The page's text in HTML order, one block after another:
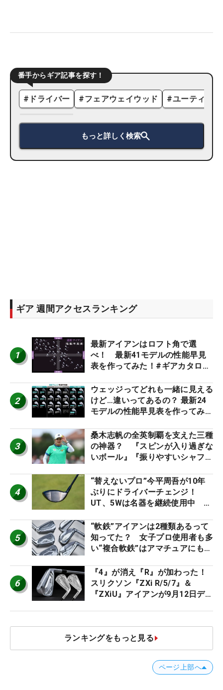
番手からギア記事を探す！
# ドライバー #フェアウェイウッド #ユーティリ
もっと詳しく検索
ギア 週間アクセスランキング
1
最新アイアンはロフト角で選
べ！ 最新41モデルの性能早見
表を作ってみた！#ギアカタログ
2
ウェッジってどれも一緒に見える
けど…違いってあるの？ 最新24
モデルの性能早見表を作ってみ
3
桑木志帆の全英制覇を支えた三種
の神器？ 『スピンが入り過ぎな
いボール』『振りやすいシャフ
ー』 #女子プロセッティング
4
“替えないプロ”今平周吾が10年
ぶりにドライバーチェンジ！
UT、5Wは名器を継続使用中 #
5
“軟鉄”アイアンは2種類あるって
知ってた？ 女子プロ使用者も多
い“複合軟鉄”はアマチュアにもオ
6
『4』が消え『R』が加わった！
スリクソン『ZXi R/5/7』＆
『ZXiU』アイアンが9月12日デ
ランキングをもっと見る
ページ上部へ